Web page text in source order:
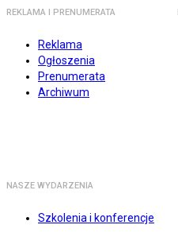
REKLAMA I PRENUMERATA
Reklama
Ogłoszenia
Prenumerata
Archiwum
NASZE WYDARZENIA
Szkolenia i konferencje